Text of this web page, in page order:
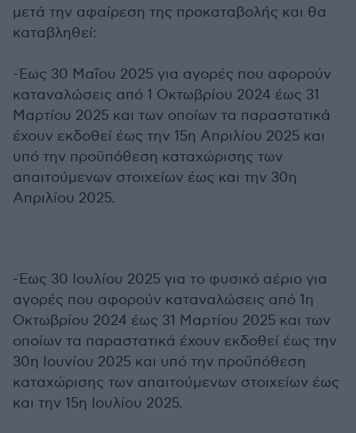
μετά την αφαίρεση της προκαταβολής και θα
καταβληθεί:
-Έως 30 Μαΐου 2025 για αγορές που αφορούν
καταναλώσεις από 1 Οκτωβρίου 2024 έως 31
Μαρτίου 2025 και των οποίων τα παραστατικά
έχουν εκδοθεί έως την 15η Απριλίου 2025 και
υπό την προϋπόθεση καταχώρισης των
απαιτούμενων στοιχείων έως και την 30η
Απριλίου 2025.
-Έως 30 Ιουλίου 2025 για το φυσικό αέριο για
αγορές που αφορούν καταναλώσεις από 1η
Οκτωβρίου 2024 έως 31 Μαρτίου 2025 και των
οποίων τα παραστατικά έχουν εκδοθεί έως την
30η Ιουνίου 2025 και υπό την προϋπόθεση
καταχώρισης των απαιτούμενων στοιχείων έως
και την 15η Ιουλίου 2025.